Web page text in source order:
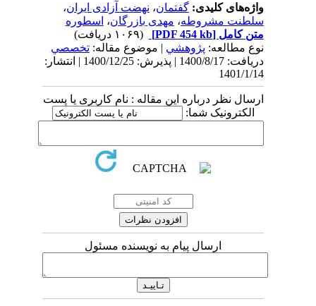
واژه‌های کلیدی:گفتمان،نهضت آزادی ایران ،
سلطنت مشروطه،مهدی بازرگان،اسطوره
متن کامل[PDF 454 kb]
نوع مطالعه:پژوهشي| موضوع مقاله:تخصصي
دریافت: 1400/8/17 | پذیرش: 1400/12/25 | انتشار:
1401/1/14
ارسال نظر درباره این مقاله : نام کاربری یا پست
الکترونیک شما:
ارسال پیام به نویسنده مسئول